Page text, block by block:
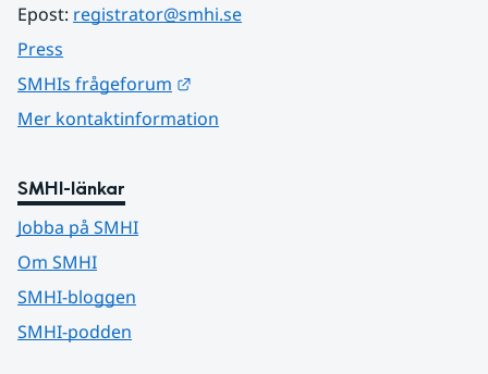
Epost: registrator@smhi.se
Press
SMHIs frågeforum
Mer kontaktinformation
SMHI-länkar
Jobba på SMHI
Om SMHI
SMHI-bloggen
SMHI-podden